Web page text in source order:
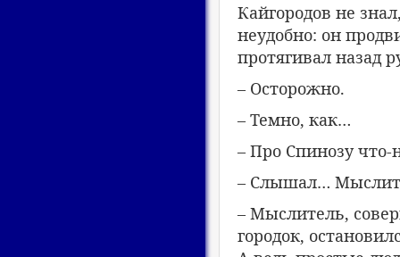
Кайгородов не
неудобно: он
протягивал назад
– Осторожно.
– Темно, как…
– Про Спинозу
– Слышал…
– Мыслитель,
городок,